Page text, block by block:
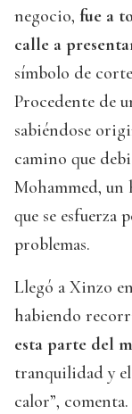
negocio, fue a
calle a
símbolo de
Procedente de
sabiéndose
camino que
Mohammed,
que se
problemas.
Llegó a Xinzo
habiendo
esta parte del
tranquilidad y
calor”,